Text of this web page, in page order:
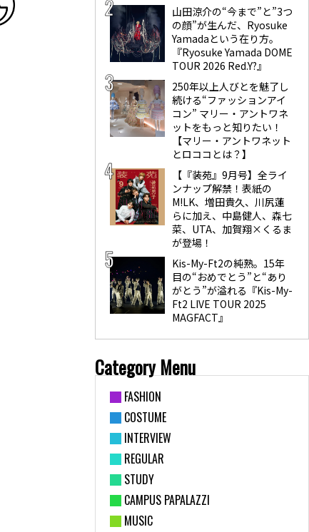
山田涼介の“今まで”と”3つ
の顔”が生んだ、Ryosuke
Yamadaという在り方。
『Ryosuke Yamada DOME
TOUR 2026 Red.Y?』
250年以上人びとを魅了し
続ける“ファッションアイ
コン” マリー・アントワネ
ットをもっと知りたい！
【マリー・アントワネット
とロココとは？】
【『装苑』9月号】全ライ
ンナップ解禁！表紙の
M!LK、増田貴久、川尻蓮
らに加え、中島健人、森七
菜、UTA、加賀翔×くるま
が登場！
Kis-My-Ft2の純熟。15年
目の“おめでとう”と“あり
がとう”が溢れる『Kis-My-
Ft2 LIVE TOUR 2025
MAGFACT』
Category Menu
FASHION
COSTUME
INTERVIEW
REGULAR
STUDY
CAMPUS PAPALAZZI
MUSIC